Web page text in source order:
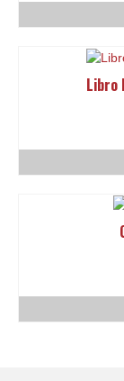
Libro